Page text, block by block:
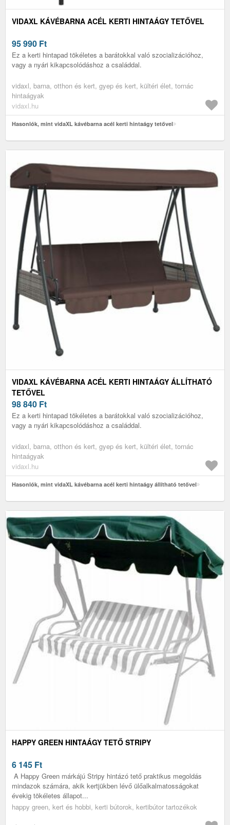
VIDAXL KÁVÉBARNA ACÉL KERTI HINTAÁGY TETŐVEL
95 990 Ft
Ez a kerti hintapad tökéletes a barátokkal való szocializációhoz,
vagy a nyári kikapcsolódáshoz a családdal.
vidaxl, barna, otthon és kert, gyep és kert, kültéri élet, tornác
hintaágyak
vidaxl.hu
Hasonlók, mint vidaXL kávébarna acél kerti hintaágy tetővel
VIDAXL KÁVÉBARNA ACÉL KERTI HINTAÁGY ÁLLÍTHATÓ
TETŐVEL
98 840 Ft
Ez a kerti hintapad tökéletes a barátokkal való szocializációhoz,
vagy a nyári kikapcsolódáshoz a családdal.
vidaxl, barna, otthon és kert, gyep és kert, kültéri élet, tornác
hintaágyak
vidaxl.hu
Hasonlók, mint vidaXL kávébarna acél kerti hintaágy állítható tetővel
HAPPY GREEN HINTAÁGY TETŐ STRIPY
6 145 Ft
A Happy Green márkájú Stripy hintázó tető praktikus megoldás
mindazok számára, akik kertjükben lévő ülőalkalmatosságokat
évekig tökéletes állapot...
happy green, kert és hobbi, kerti bútorok, kertibútor tartozékok